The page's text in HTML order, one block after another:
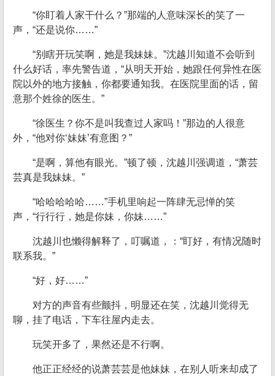
“你盯着人家干什么？”那端的人意味深长的笑了一
声，“还是说你……”
“别瞎开玩笑啊，她是我妹妹。”沈越川知道不会听到
什么好话，率先警告道，“从明天开始，她跟任何异性在医
院以外的地方接触，你都要通知我。在医院里面的话，留
意那个姓徐的医生。”
“徐医生？你不是叫我查过人家吗！”那边的人很意
外，“他对你‘妹妹’有意图？”
“是啊，算他有眼光。”顿了顿，沈越川强调道，“萧芸
芸真是我妹妹。”
“哈哈哈哈哈……”手机里响起一阵肆无忌惮的笑
声，“行行行，她是你妹，你妹……”
沈越川也懒得解释了，叮嘱道，：“盯好，有情况随时
联系我。”
“好，好……”
对方的声音有些颤抖，明显还在笑，沈越川觉得无
聊，挂了电话，下车往屋内走去。
玩笑开多了，果然还是不行啊。
他正正经经的说萧芸芸是他妹妹，在别人听来却成了